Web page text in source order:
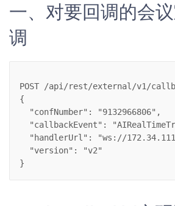
一、对要回调的会
调
POST /api/rest/external/v1/
{
  "confNumber": "9132966806",
"callbackEvent":
"handlerUrl": "ws://
  "version": "v2"
}